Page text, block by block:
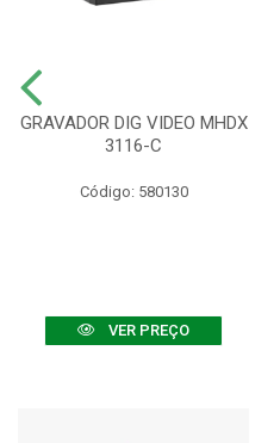
GRAVADOR DIG VIDEO MHDX
3116-C
Código: 580130
VER PREÇO